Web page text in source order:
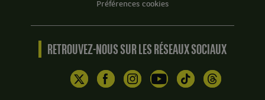
Préférences cookies
RETROUVEZ-NOUS SUR LES RÉSEAUX SOCIAUX